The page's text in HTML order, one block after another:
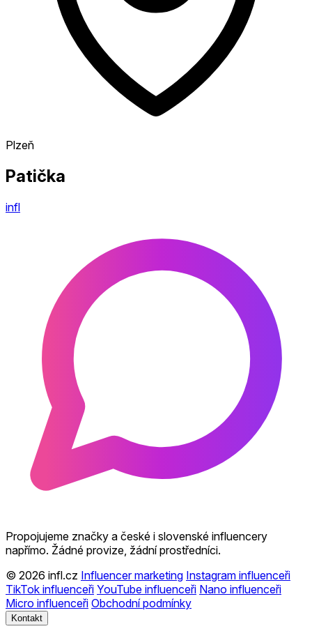
Plzeň
Patička
infl
Propojujeme značky a české i slovenské influencery
napřímo. Žádné provize, žádní prostředníci.
© 2026 infl.cz Influencer marketing Instagram influenceři
TikTok influenceři YouTube influenceři Nano influenceři
Micro influenceři Obchodní podmínky
Kontakt